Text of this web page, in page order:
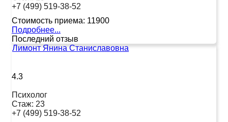
+7 (499) 519-38-52
Стоимость приема: 11900
Подробнее...
Последний отзыв
Лимонт Янина Станиславовна
4.3
Психолог
Стаж: 23
+7 (499) 519-38-52